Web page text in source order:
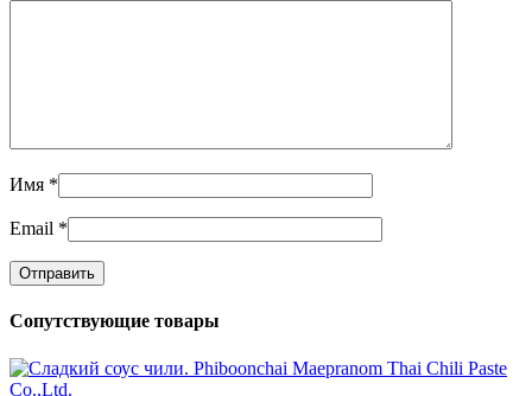
Имя *
Email *
Сопутствующие товары